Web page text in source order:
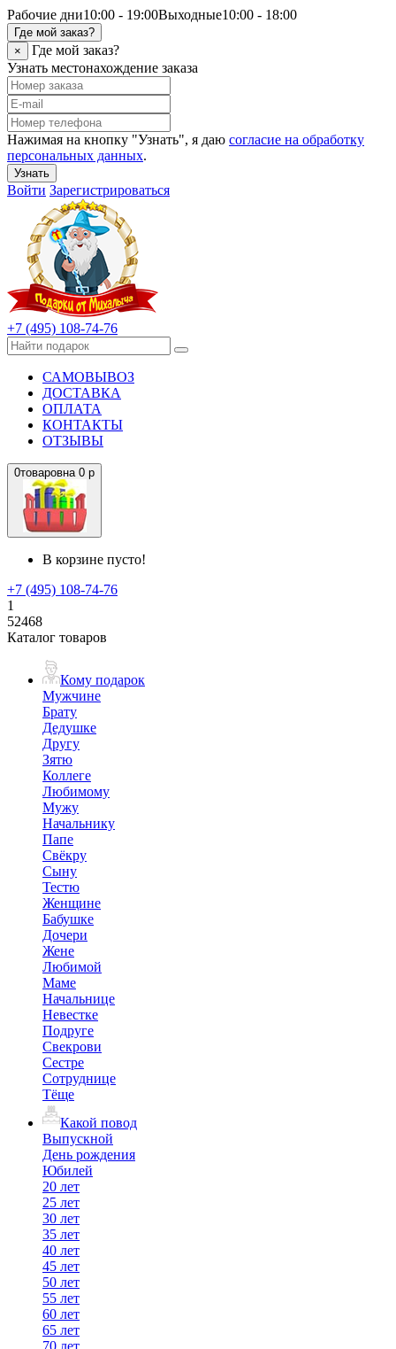
Рабочие дни10:00 - 19:00Выходные10:00 - 18:00
Где мой заказ?
×
Где мой заказ?
Узнать местонахождение заказа
Нажимая на кнопку "Узнать", я даю согласие на обработку
персональных данных.
Узнать
Войти Зарегистрироваться
+7 (495) 108-74-76
САМОВЫВОЗ
ДОСТАВКА
ОПЛАТА
КОНТАКТЫ
ОТЗЫВЫ
0товаровна 0 р
В корзине пусто!
+7 (495) 108-74-76
1
52468
Каталог товаров
Кому подарок
Мужчине
Брату
Дедушке
Другу
Зятю
Коллеге
Любимому
Мужу
Начальнику
Папе
Свёкру
Сыну
Тестю
Женщине
Бабушке
Дочери
Жене
Любимой
Маме
Начальнице
Невестке
Подруге
Свекрови
Сестре
Сотруднице
Тёще
Какой повод
Выпускной
День рождения
Юбилей
20 лет
25 лет
30 лет
35 лет
40 лет
45 лет
50 лет
55 лет
60 лет
65 лет
70 лет